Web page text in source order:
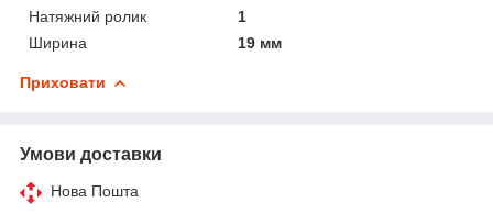
Натяжний ролик
1
Ширина
19 мм
Приховати
Умови доставки
Нова Пошта